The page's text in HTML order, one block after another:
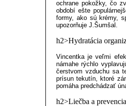
ochrane pokožky, čo
období ešte
formy, ako sú krémy,
upozorňuje J.Šumšal.
h2>Hydratácia
Vincentka je veľmi
námahe rýchlo
čerstvom vzduchu sa
prísun tekutín, ktoré
pomáha predchádzať
h2>Liečba a